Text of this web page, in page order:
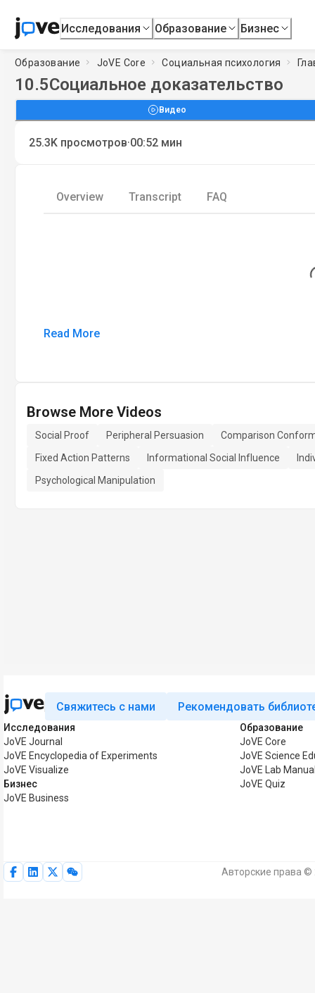
Исследования Образование Бизнес
Образование JoVE Core Социальная психология
10.5Социальное доказательство
Видео
25.3K просмотров·00:52 мин
Overview Transcript FAQ
Read More
Browse More Videos
Social Proof Peripheral Persuasion
Comparison
Fixed Action Patterns
Informational Social Influence
Psychological Manipulation
Свяжитесь с нами Рекомендовать
Исследования
JoVE Journal
JoVE Encyclopedia of Experiments
JoVE Visualize
Бизнес
JoVE Business
Образование
JoVE Core
JoVE Science
JoVE Lab
JoVE Quiz
Авторские права